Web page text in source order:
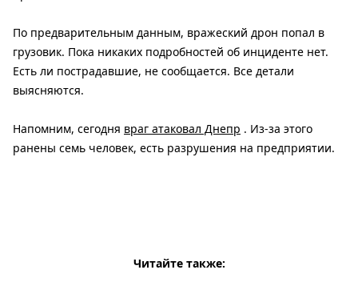
По предварительным данным, вражеский дрон попал в
грузовик. Пока никаких подробностей об инциденте нет.
Есть ли пострадавшие, не сообщается. Все детали
выясняются.
Напомним, сегодня враг атаковал Днепр . Из-за этого
ранены семь человек, есть разрушения на предприятии.
Читайте также: